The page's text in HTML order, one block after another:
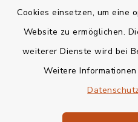
Cookies einsetzen, um eine
Website zu ermöglichen.
weiterer Dienste wird bei
Weitere